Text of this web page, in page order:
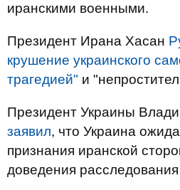
иранскими военными.
Президент Ирана Хасан
крушение украинского
трагедией" и
Президент Украины
заявил, что Украина
признания иранской
доведения